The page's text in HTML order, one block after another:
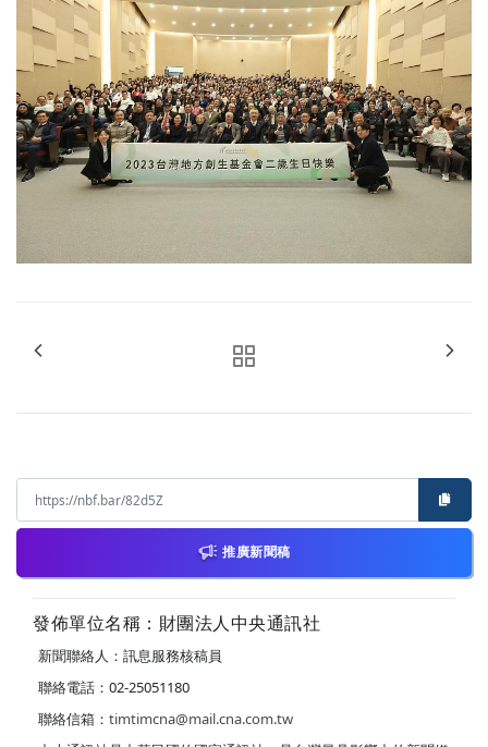
推廣新聞稿
發佈單位名稱：財團法人中央通訊社
新聞聯絡人：訊息服務核稿員
聯絡電話：02-25051180
聯絡信箱： timtimcna@mail.cna.com.tw